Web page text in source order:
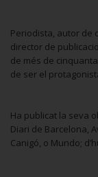
Periodista, autor de
director de
de més de
de ser el
Ha publicat la seva
Diari de Barcelona,
Canigó, o Mundo;